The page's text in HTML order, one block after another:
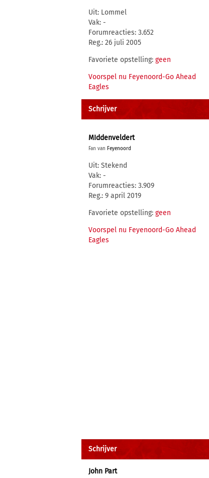
Uit: Lommel
Vak: -
Forumreacties: 3.652
Reg.: 26 juli 2005
Favoriete opstelling: geen
Voorspel nu Feyenoord-Go Ahead
Eagles
Schrijver
MIddenveldert
Fan van Feyenoord
Uit: Stekend
Vak: -
Forumreacties: 3.909
Reg.: 9 april 2019
Favoriete opstelling: geen
Voorspel nu Feyenoord-Go Ahead
Eagles
Schrijver
John Part